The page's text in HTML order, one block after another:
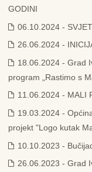
GODINI
06.10.2024 -
26.06.2024 -
18.06.2024 - Grad
program „Rastimo s
11.06.2024 - MALI
19.03.2024 -
projekt "Logo kutak
10.10.2023 -
26.06.2023 - Grad